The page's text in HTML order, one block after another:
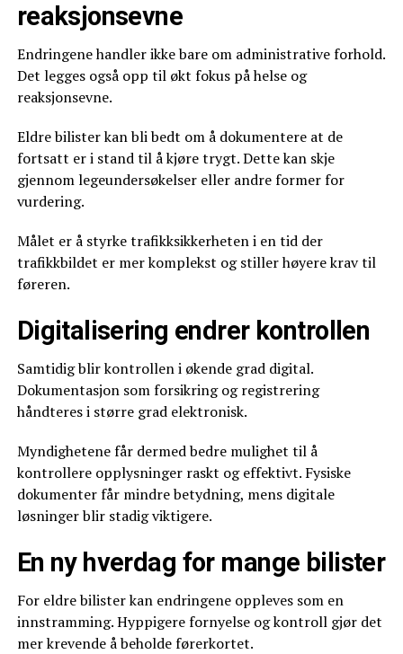
reaksjonsevne
Endringene handler ikke bare om administrative forhold.
Det legges også opp til økt fokus på helse og
reaksjonsevne.
Eldre bilister kan bli bedt om å dokumentere at de
fortsatt er i stand til å kjøre trygt. Dette kan skje
gjennom legeundersøkelser eller andre former for
vurdering.
Målet er å styrke trafikksikkerheten i en tid der
trafikkbildet er mer komplekst og stiller høyere krav til
føreren.
Digitalisering endrer kontrollen
Samtidig blir kontrollen i økende grad digital.
Dokumentasjon som forsikring og registrering
håndteres i større grad elektronisk.
Myndighetene får dermed bedre mulighet til å
kontrollere opplysninger raskt og effektivt. Fysiske
dokumenter får mindre betydning, mens digitale
løsninger blir stadig viktigere.
En ny hverdag for mange bilister
For eldre bilister kan endringene oppleves som en
innstramming. Hyppigere fornyelse og kontroll gjør det
mer krevende å beholde førerkortet.